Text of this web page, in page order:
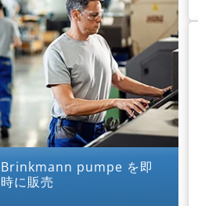
brinkmann pumpe を即
時に販売